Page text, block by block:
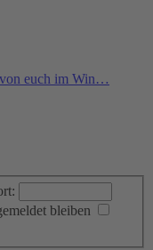
euch im Win…
bleiben